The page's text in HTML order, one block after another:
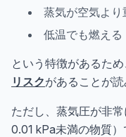
蒸気が空気より
低温でも燃える
という特徴があるため
リスクがあることが読
ただし、蒸気圧が非
0.01 kPa未満の物質